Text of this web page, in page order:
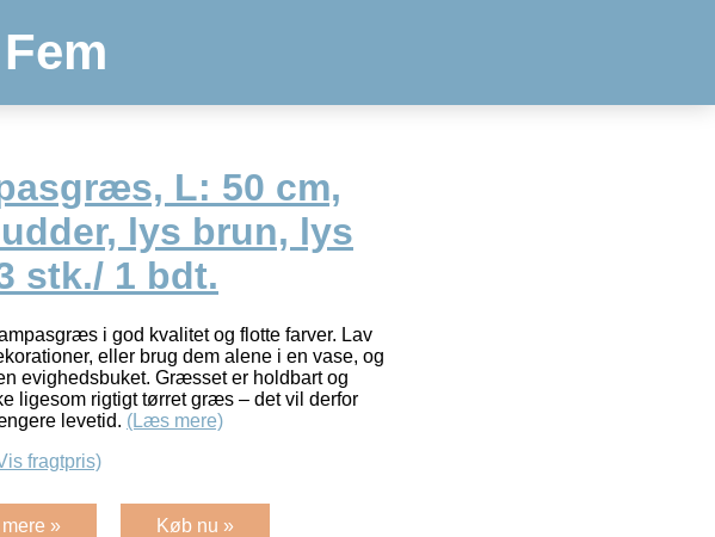
L: 50 cm,
lys brun, lys
stk./ 1 bdt.
i god kvalitet og flotte farver. Lav
eller brug dem alene i en vase, og
evighedsbuket. Græsset er holdbart og
ligesom rigtigt tørret græs – det vil derfor
levetid. (Læs mere)
fragtpris)
» Køb nu »